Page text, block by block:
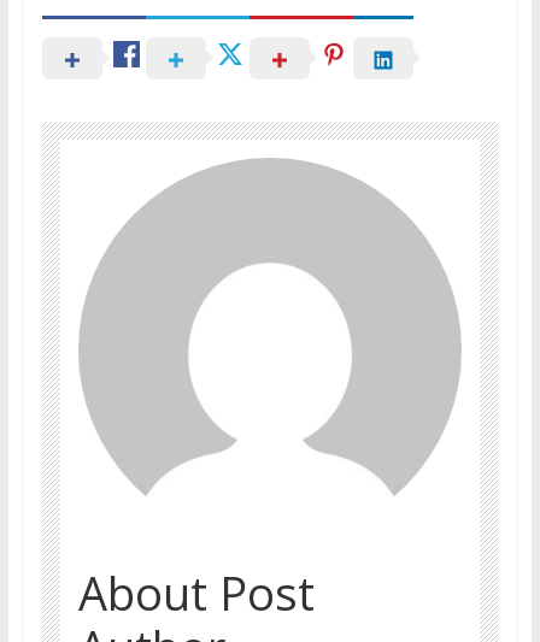
About Post